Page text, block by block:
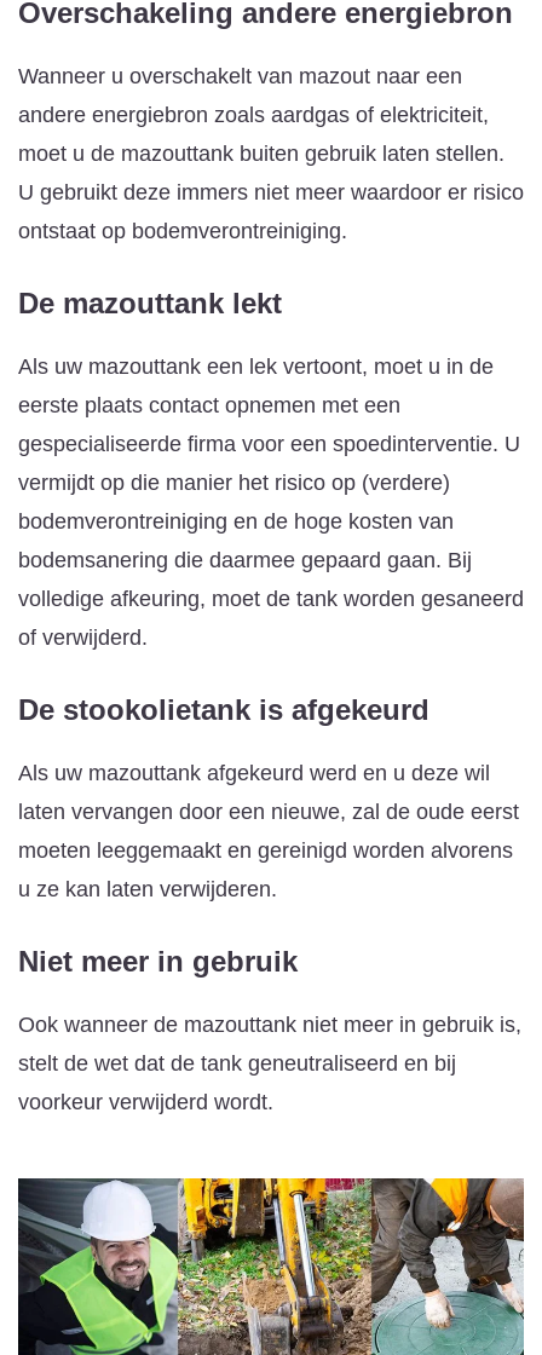
Overschakeling andere energiebron
Wanneer u overschakelt van mazout naar een
andere energiebron zoals aardgas of elektriciteit,
moet u de mazouttank buiten gebruik laten stellen.
U gebruikt deze immers niet meer waardoor er risico
ontstaat op bodemverontreiniging.
De mazouttank lekt
Als uw mazouttank een lek vertoont, moet u in de
eerste plaats contact opnemen met een
gespecialiseerde firma voor een spoedinterventie. U
vermijdt op die manier het risico op (verdere)
bodemverontreiniging en de hoge kosten van
bodemsanering die daarmee gepaard gaan. Bij
volledige afkeuring, moet de tank worden gesaneerd
of verwijderd.
De stookolietank is afgekeurd
Als uw mazouttank afgekeurd werd en u deze wil
laten vervangen door een nieuwe, zal de oude eerst
moeten leeggemaakt en gereinigd worden alvorens
u ze kan laten verwijderen.
Niet meer in gebruik
Ook wanneer de mazouttank niet meer in gebruik is,
stelt de wet dat de tank geneutraliseerd en bij
voorkeur verwijderd wordt.